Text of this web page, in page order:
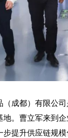
（成都）有限公
地。曹立军来到
步提升供应链规